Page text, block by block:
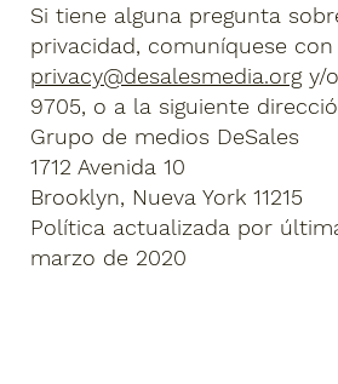
Si tiene alguna pregunta
privacidad, comuníquese
privacy@desalesmedia.orgy/
9705, o a la siguiente
Grupo de medios DeSales
1712 Avenida 10
Brooklyn, Nueva York 11215
Política actualizada por
marzo de 2020